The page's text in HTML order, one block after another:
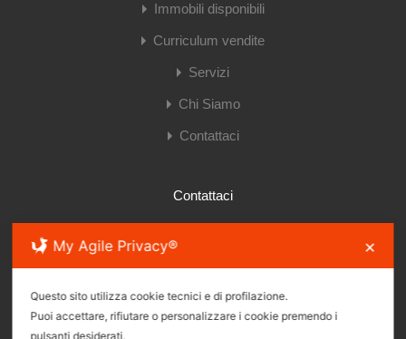
Immobili disponibili
Curriculum vendite
Servizi
Chi Siamo
Contattaci
Contattaci
My Agile Privacy® ✕
Questo sito utilizza cookie tecnici e di profilazione.
Puoi accettare, rifiutare o personalizzare i cookie premendo i
pulsanti desiderati.